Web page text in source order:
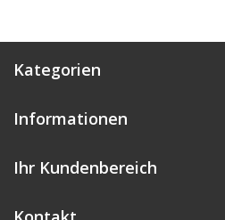
Kategorien
Informationen
Ihr Kundenbereich